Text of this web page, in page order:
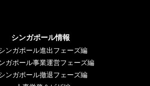
シンガポール情報
ンガポール進出フェーズ編
ガポール事業運営フェーズ編
ンガポール撤退フェーズ編